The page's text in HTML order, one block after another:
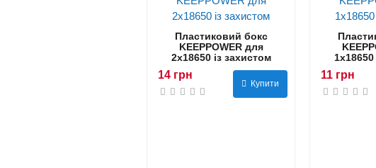
Пластиковий бокс
KEEPPOWER для
2x18650 із захистом
14 грн
Купити
1x18650
11 грн